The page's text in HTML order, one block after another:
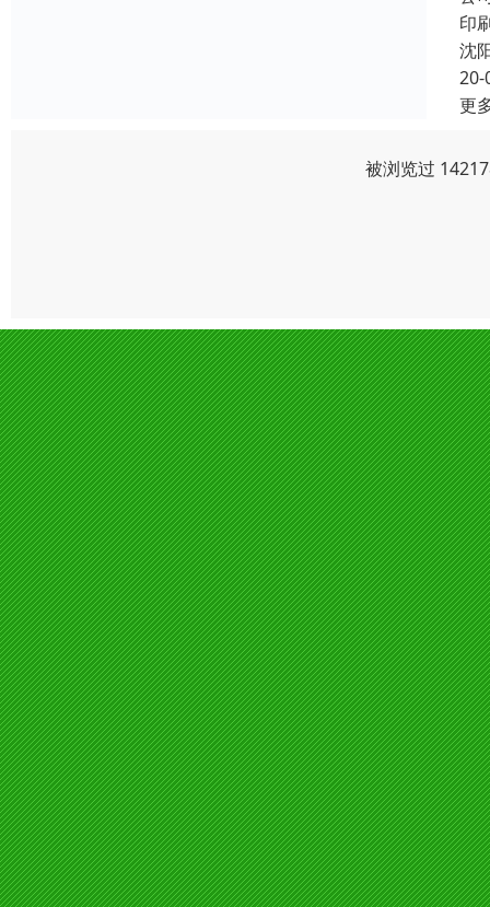
印
沈
20-
更
被浏览过